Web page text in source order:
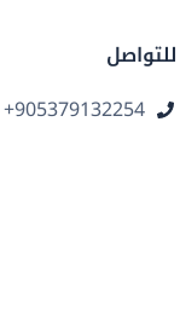
للتواصل
ر 905379132254+